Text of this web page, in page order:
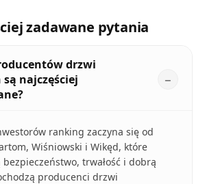
zadawane pytania
drzwi
najczęściej
ranking zaczyna się od
Wiśniowski i Wikęd, które
bezpieczeństwo, trwałość i dobrą
producenci drzwi